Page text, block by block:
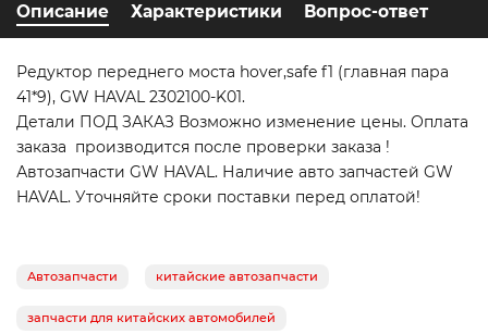
Описание Характеристики Вопрос-ответ
Редуктор переднего моста hover,safe f1 (главная пара
41*9), GW HAVAL 2302100-K01.
Детали ПОД ЗАКАЗ Возможно изменение цены. Оплата
заказа производится после проверки заказа !
Автозапчасти GW HAVAL. Наличие авто запчастей GW
HAVAL. Уточняйте сроки поставки перед оплатой!
Автозапчасти китайские автозапчасти
запчасти для китайских автомобилей